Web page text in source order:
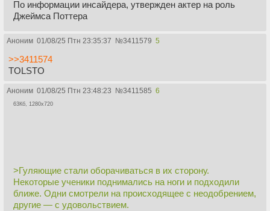
По информации инсайдера, утвержден актер на роль
Джеймса Поттера
Аноним 01/08/25 Птн 23:35:37 №3411579 5
>>3411574
TOLSTO
Аноним 01/08/25 Птн 23:48:23 №3411585 6
63Кб, 1280x720
>Гуляющие стали оборачиваться в их сторону.
Некоторые ученики поднимались на ноги и подходили
ближе. Одни смотрели на происходящее с неодобрением,
другие — с удовольствием.